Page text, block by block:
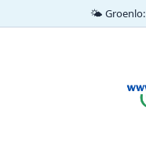
🌤️ Groenlo: